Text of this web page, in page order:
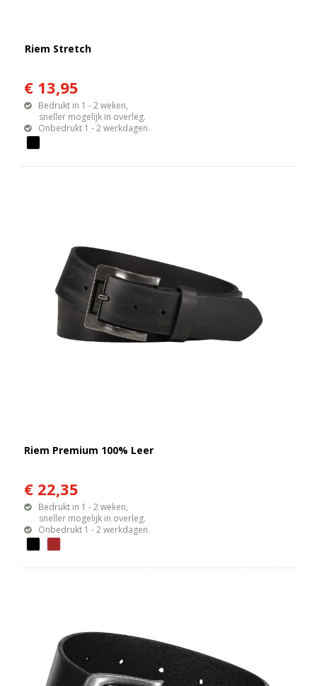
Riem Stretch
€ 13,95
Bedrukt in 1 - 2 weken,
sneller mogelijk in overleg.
Onbedrukt 1 - 2 werkdagen.
Riem Premium 100% Leer
€ 22,35
Bedrukt in 1 - 2 weken,
sneller mogelijk in overleg.
Onbedrukt 1 - 2 werkdagen.